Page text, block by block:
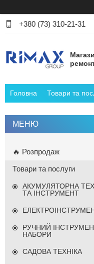
+380 (73) 310-21-31
Головна Товари та
🔥 Розпродаж
Товари та послуги
АКУМУЛЯТОРНА
ТА ІНСТРУМЕНТ
РУЧНИЙ
НАБОРИ
САДОВА ТЕХНІКА